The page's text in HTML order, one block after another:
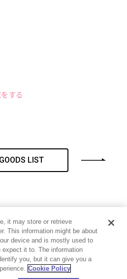
する
GOODS LIST
お問い合わせ Cookie Settings
it may store or retrieve
This information might be about
device and is mostly used to
it to. The information
you, but it can give you a
Cookie Policy